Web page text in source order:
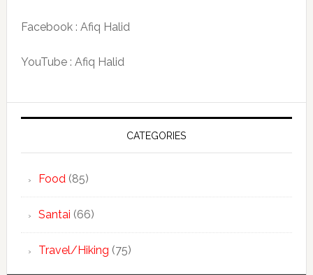
Facebook : Afiq Halid
YouTube : Afiq Halid
CATEGORIES
Food(85)
Santai (66)
Travel/Hiking (75)